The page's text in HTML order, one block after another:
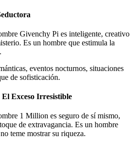
Givenchy Pi es inteligente, creativo
Es un hombre que estimula la
eventos nocturnos, situaciones
de sofisticación.
Exceso Irresistible
1 Million es seguro de sí mismo,
de extravagancia. Es un hombre
teme mostrar su riqueza.